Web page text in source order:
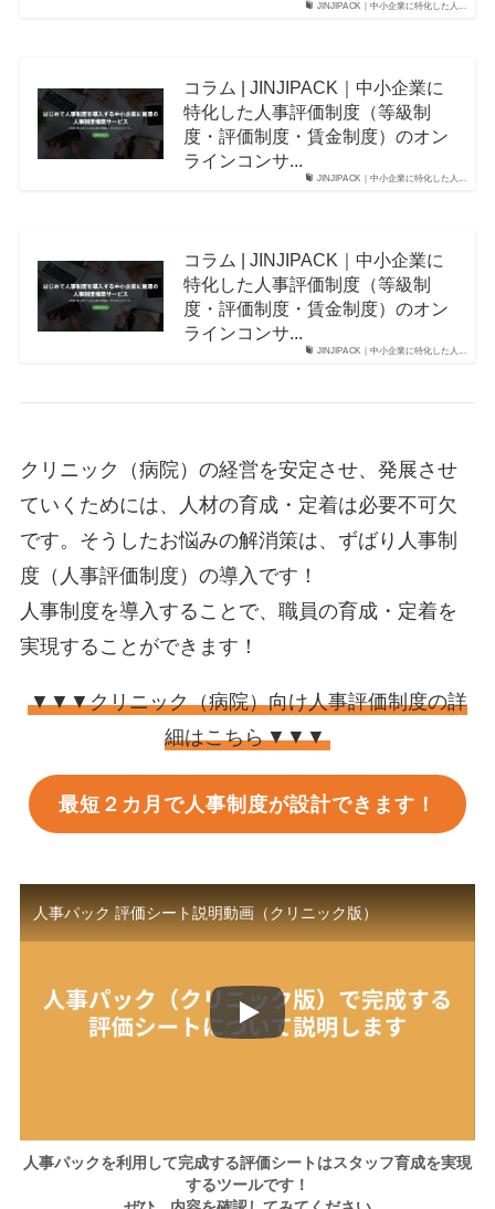
JINJIPACK｜中小企業に特化した人...
JINJIPACK｜中小企業に特化した人...
コラム | JINJIPACK｜中小企業に
特化した人事評価制度（等級制
度・評価制度・賃金制度）のオン
ラインコンサ...
JINJIPACK｜中小企業に特化した人...
コラム | JINJIPACK｜中小企業に
特化した人事評価制度（等級制
度・評価制度・賃金制度）のオン
ラインコンサ...
クリニック（病院）の経営を安定させ、発展させ
ていくためには、人材の育成・定着は必要不可欠
です。そうしたお悩みの解消策は、ずばり人事制
度（人事評価制度）の導入です！
人事制度を導入することで、職員の育成・定着を
実現することができます！
▼▼▼クリニック（病院）向け人事評価制度の詳
細はこちら▼▼▼
最短２カ月で人事制度が設計できます！
人事パック 評価シート説明動画（クリニック版）
人事パックを利用して完成する評価シートはスタッフ育成を実現
するツールです！